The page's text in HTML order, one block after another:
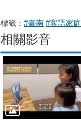
標籤： #臺南 #客語家庭
相關影音